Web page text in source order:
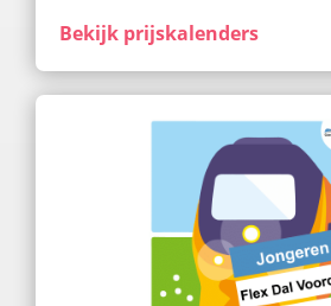
Bekijk prijskalenders